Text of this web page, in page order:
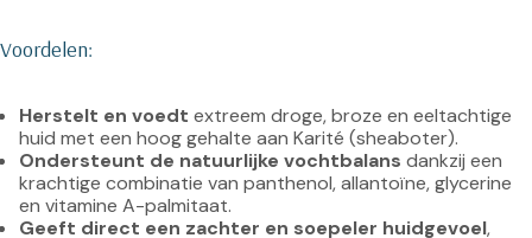
Voordelen:
Herstelt en voedt extreem droge, broze en eeltachtige
huid met een hoog gehalte aan Karité (sheaboter).
Ondersteunt de natuurlijke vochtbalans dankzij een
krachtige combinatie van panthenol, allantoïne, glycerine
en vitamine A-palmitaat.
Geeft direct een zachter en soepeler huidgevoel,